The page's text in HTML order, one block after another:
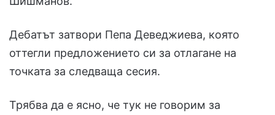
Дебатът затвори Пепа Деведжиева, която
оттегли предложението си за отлагане на
точката за следваща сесия.
Трябва да е ясно, че тук не говорим за